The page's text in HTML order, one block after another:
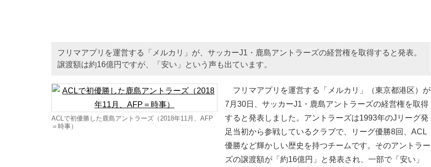
フリマアプリを運営する「メルカリ」が、サッカーJ1・鹿島アントラーズの経営権を取得すると発表。
譲渡額は約16億円ですが、「安い」という声も出ています。
ACLで初優勝した鹿島アントラーズ（2018年11月、AFP
＝時事）
フリマアプリを運営する「メルカリ」（東京都港区）が
7月30日、サッカーJ1・鹿島アントラーズの経営権を取得
すると発表しました。アントラーズは1993年のJリーグ発
足当初から参戦しているクラブで、リーグ優勝8回、ACL
優勝など輝かしい歴史を持つチームです。そのアントラー
ズの譲渡額が「約16億円」と発表され、一部で「安い」